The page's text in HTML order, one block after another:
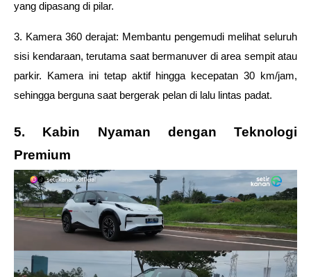
yang dipasang di pilar.
3. Kamera 360 derajat: Membantu pengemudi melihat seluruh
sisi kendaraan, terutama saat bermanuver di area sempit atau
parkir. Kamera ini tetap aktif hingga kecepatan 30 km/jam,
sehingga berguna saat bergerak pelan di lalu lintas padat.
5. Kabin Nyaman dengan Teknologi
Premium